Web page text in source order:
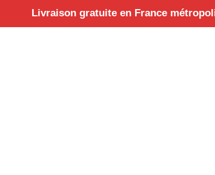
Livraison gratuite en France